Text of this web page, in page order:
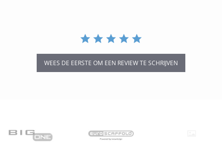
WEES DE EERSTE OM EEN REVIEW TE SCHRIJVEN